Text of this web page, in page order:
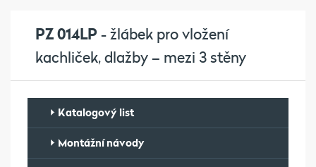
PZ 014LP - žlábek pro vložení
kachliček, dlažby – mezi 3 stěny
Katalogový list
Montážní návody